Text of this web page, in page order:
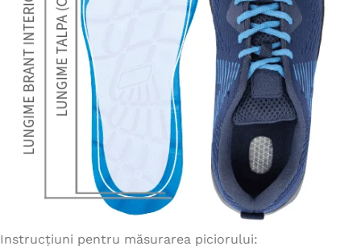
Instrucțiuni pentru măsurarea piciorului: